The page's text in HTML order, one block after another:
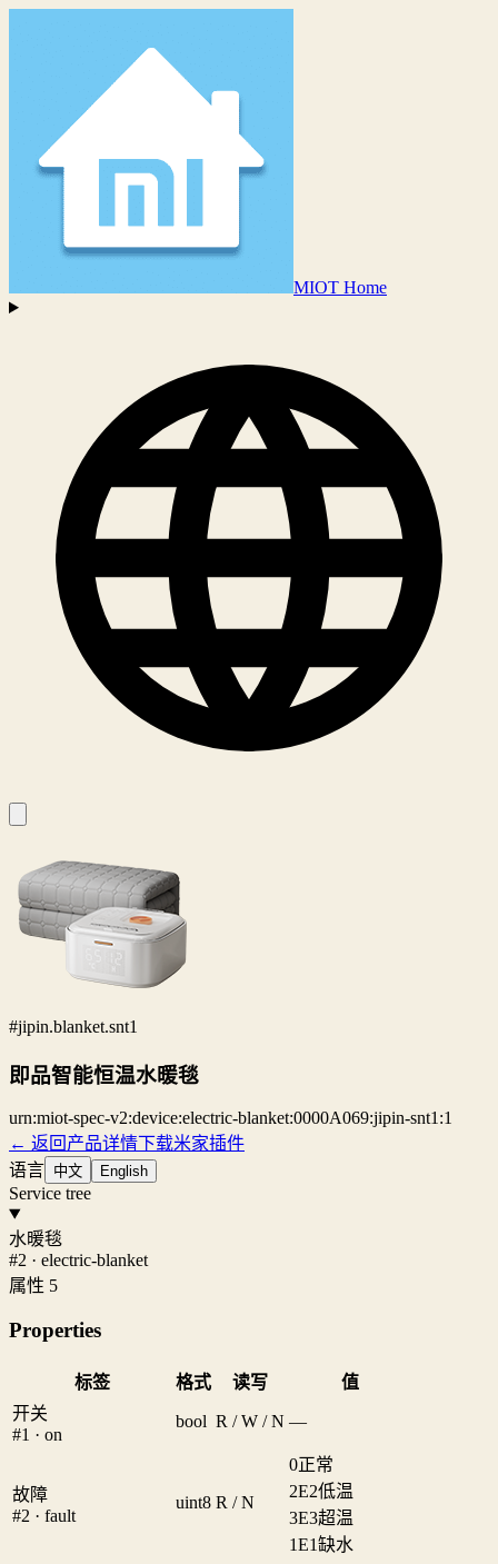
MIOT Home
#jipin.blanket.snt1
即品智能恒温水暖毯
urn:miot-spec-v2:device:electric-blanket:0000A069:jipin-snt1:1
← 返回产品详情下载米家插件
语言 中文 English
Service tree
水暖毯
#2 · electric-blanket
属性 5
Properties
标签 格式 读写
值
开关
#1 · on
bool R / W / N —
故障
#2 · fault
uint8 R / N
0正常
2E2低温
3E3超温
1E1缺水